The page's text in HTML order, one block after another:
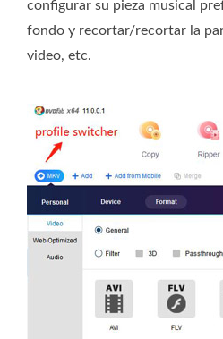
configurar su pieza musical
fondo y recortar/recortar la
video, etc.